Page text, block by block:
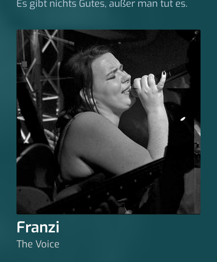
Es gibt nichts Gutes, außer man tut es.
Franzi
The Voice